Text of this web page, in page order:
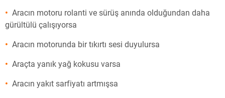
Aracın motoru rolanti ve sürüş anında olduğundan daha
gürültülü çalışıyorsa
Aracın motorunda bir tıkırtı sesi duyulursa
Araçta yanık yağ kokusu varsa
Aracın yakıt sarfiyatı artmışsa